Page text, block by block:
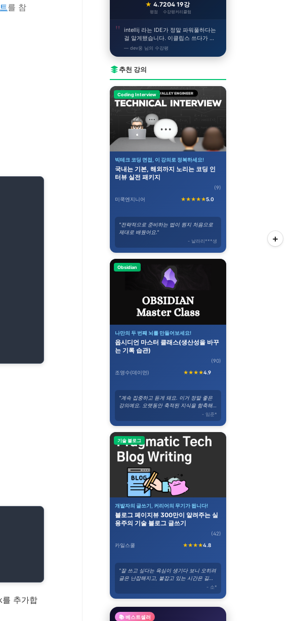
를 참
추가합
★ 4.7
평점
204
수강평
19강
커리큘럼
intellij 라는 IDE가 정말 파워풀하다는
걸 알게됐습니다. 이클립스 쓰다가 이
거 쓰니까 얼른 개발하고싶어지네요!
— dev웅 님의 수강평
추천 강의
Coding Interview
빅테크 코딩 면접, 이 강의로 정복하세요!
국내는 기본, 해외까지 노리는 코딩 인
터뷰 실전 패키지
미쿡엔지니어 ★★★★★5.0
(9)
"전략적으로 준비하는 법이 뭔지 처음으로
제대로 배웠어요."
- 날라리***생
Obsidian
나만의 두 번째 뇌를 만들어보세요!
옵시디언 마스터 클래스(생산성을 바꾸
는 기록 습관)
조영수(데이먼) ★★★★4.9
(90)
"계속 집중하고 듣게 돼요. 이거 정말 좋은
강의예요. 오랫동안 축적된 지식을 함축해
- 임준*
기술 블로그
개발자의 글쓰기, 커리어의 무기가 됩니다!
블로그 페이지뷰 300만이 알려주는 실
용주의 기술 블로그 글쓰기
카일스쿨 ★★★★4.8
(42)
"잘 쓰고 싶다는 욕심이 생기다 보니 오히려
글은 난잡해지고, 붙잡고 있는 시간은 길어
졌다. 그런 와중에 이 강의를 듣게 되었고,
위의 고민들이 바로 해결되었다."
- 소*
📚 베스트셀러